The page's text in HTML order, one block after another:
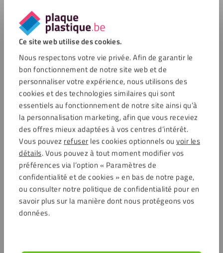
Ce site web utilise des cookies.
Nous respectons votre vie privée. Afin de garantir le
bon fonctionnement de notre site web et de
personnaliser votre expérience, nous utilisons des
cookies et des technologies similaires qui sont
essentiels au fonctionnement de notre site ainsi qu’à
la personnalisation marketing, afin que vous receviez
des offres mieux adaptées à vos centres d’intérêt.
Vous pouvez refuser les cookies optionnels ou voir les
détails. Vous pouvez à tout moment modifier vos
préférences via l’option « Paramètres de
confidentialité et de cookies » en bas de notre page,
ou consulter notre politique de confidentialité pour en
savoir plus sur la manière dont nous protégeons vos
données.